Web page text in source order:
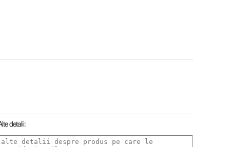
detalii: